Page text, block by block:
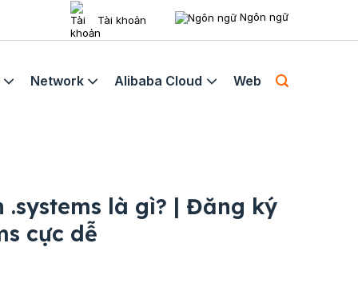
Tài khoản Ngôn ngữ
Network Alibaba Cloud Web
.systems là gì? | Đăng ký
cực dễ